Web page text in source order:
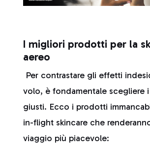
I migliori prodotti per la
aereo
Per contrastare gli effetti
volo, è fondamentale scegliere
giusti. Ecco i prodotti
in-flight skincare che
viaggio più piacevole: